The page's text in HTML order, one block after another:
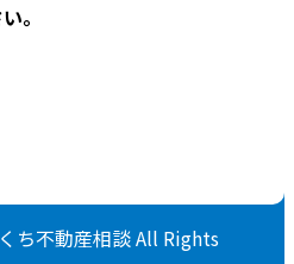
。
ち不動産相談 All Rights